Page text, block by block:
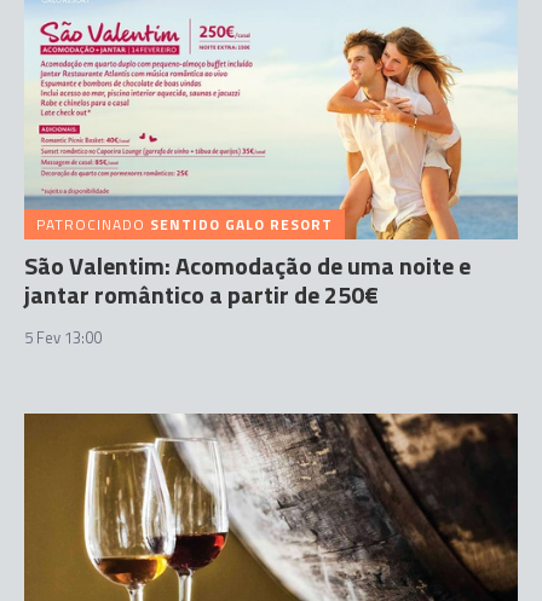
PATROCINADO SENTIDO GALO RESORT
São Valentim: Acomodação de uma noite e
jantar romântico a partir de 250€
5 Fev 13:00